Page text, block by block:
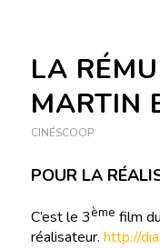
LA
MARTIN
CINÉSCOOP
POUR LA
C’est le 3ème film du
réalisateur. http://